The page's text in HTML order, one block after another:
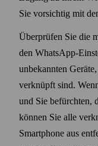
Sie vorsichtig mit
Über­prüfen Sie die
den WhatsApp-
unbekannten
verknüpft sind.
und Sie befürchten,
können Sie alle
Smart­phone aus